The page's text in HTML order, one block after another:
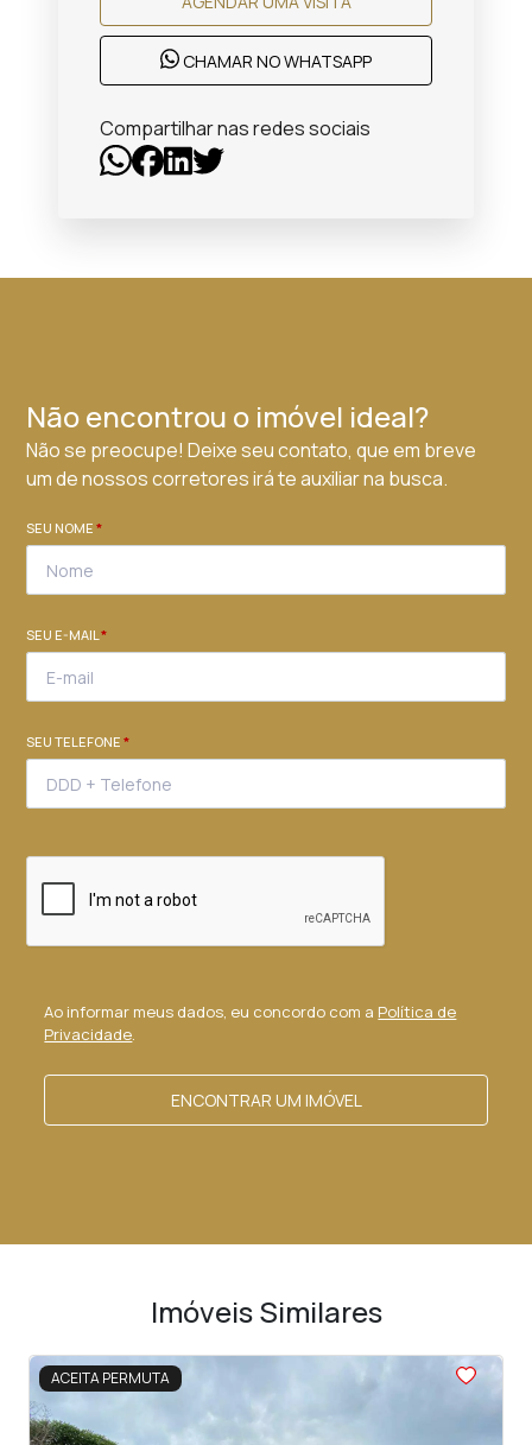
CHAMAR NO WHATSAPP
Compartilhar nas redes sociais
Não encontrou o imóvel ideal?
Não se preocupe! Deixe seu contato, que em breve
um de nossos corretores irá te auxiliar na busca.
SEU NOME*
SEU E-MAIL*
SEU TELEFONE*
Ao informar meus dados, eu concordo com a Política de
Privacidade.
ENCONTRAR UM IMÓVEL
Imóveis Similares
ACEITA PERMUTA
<<<